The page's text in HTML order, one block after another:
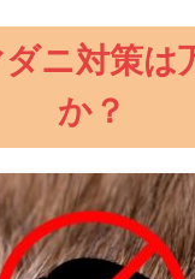
ニ対策は
か？